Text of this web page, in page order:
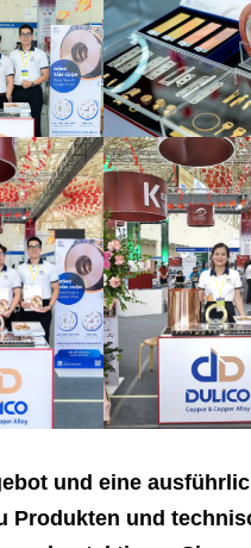
und eine
Produkten und